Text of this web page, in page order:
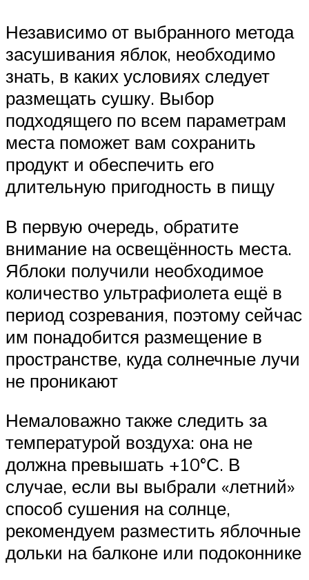
Независимо от выбранного метода
засушивания яблок, необходимо
знать, в каких условиях следует
размещать сушку. Выбор
подходящего по всем параметрам
места поможет вам сохранить
продукт и обеспечить его
длительную пригодность в пищу
В первую очередь, обратите
внимание на освещённость места.
Яблоки получили необходимое
количество ультрафиолета ещё в
период созревания, поэтому сейчас
им понадобится размещение в
пространстве, куда солнечные лучи
не проникают
Немаловажно также следить за
температурой воздуха: она не
должна превышать +10°С. В
случае, если вы выбрали «летний»
способ сушения на солнце,
рекомендуем разместить яблочные
дольки на балконе или подоконнике